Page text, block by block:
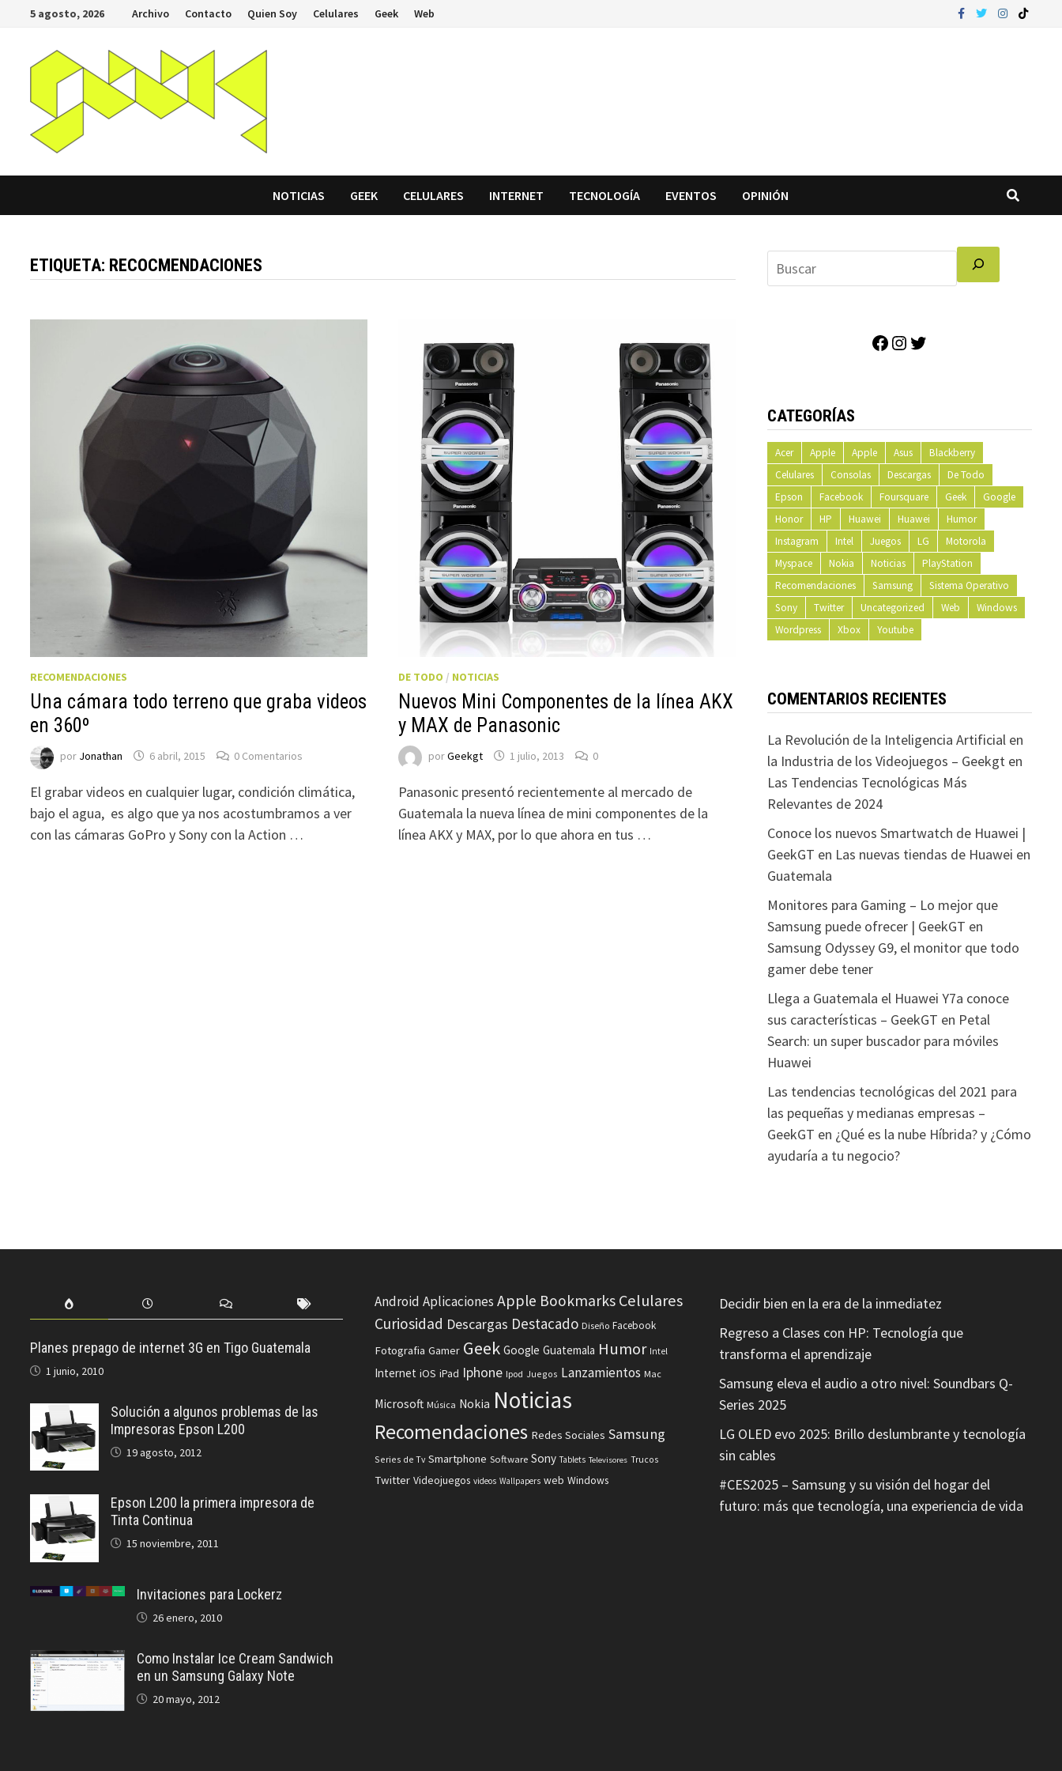
Saltar
contenido
5 agosto, 2026 Archivo Contacto Quien Soy Celulares Geek Web
NOTICIAS GEEK CELULARES INTERNET TECNOLOGÍA EVENTOS OPINIÓN
ETIQUETA: RECOCMENDACIONES
RECOMENDACIONES
Una cámara todo terreno que graba videos
en 360º
por Jonathan 6 abril, 2015 0 Comentarios
El grabar videos en cualquier lugar, condición climática,
bajo el agua, es algo que ya nos acostumbramos a ver
con las cámaras GoPro y Sony con la Action …
DE TODO / NOTICIAS
Nuevos Mini Componentes de la línea AKX
y MAX de Panasonic
porGeekgt 1 julio, 2013 0
Panasonic presentó recientemente al mercado de
Guatemala la nueva línea de mini componentes de la
línea AKX y MAX, por lo que ahora en tus …
Facebook
Instagram
CATEGORÍAS
Acer Apple Apple Asus
Blackberry
Celulares
Consolas Descargas
De Todo
Epson
Facebook Foursquare Geek
Google
Honor
HP Huawei Huawei
Humor
Instagram
Intel Juegos LG
Motorola
Myspace
Nokia Noticias
PlayStation
Recomendaciones
Samsung
Sistema Operativo
Sony
Twitter Uncategorized Web
Windows
Wordpress
Xbox Youtube
COMENTARIOS RECIENTES
La Revolución de la Inteligencia Artificial en
la Industria de los Videojuegos – Geekgten
Las Tendencias Tecnológicas Más
Relevantes de 2024
Conoce los nuevos Smartwatch de Huawei |
GeekGT en Las nuevas tiendas de Huawei en
Guatemala
Monitores para Gaming – Lo mejor que
Samsung puede ofrecer | GeekGT en
Samsung Odyssey G9, el monitor que todo
gamer debe tener
Llega a Guatemala el Huawei Y7a conoce
sus características – GeekGT en Petal
Search: un super buscador para móviles
Huawei
Las tendencias tecnológicas del 2021 para
las pequeñas y medianas empresas –
GeekGT en ¿Qué es la nube Híbrida? y ¿Cómo
ayudaría a tu negocio?
Planes prepago de internet 3G en Tigo Guatemala
1 junio, 2010
Solución a algunos problemas de las
Impresoras Epson L200
19 agosto, 2012
Epson L200 la primera impresora de
Tinta Continua
15 noviembre, 2011
Invitaciones para Lockerz
26 enero, 2010
Como Instalar Ice Cream Sandwich
en un Samsung Galaxy Note
20 mayo, 2012
Android Aplicaciones Apple Bookmarks Celulares
Curiosidad Descargas Destacado Diseño Facebook
Fotografia Gamer Geek Google Guatemala Humor Intel
Internet iOS iPad Iphone Ipod Juegos Lanzamientos Mac
Microsoft Música Nokia Noticias
Recomendaciones Redes Sociales Samsung
Series de Tv Smartphone Software Sony Tablets Televisores Trucos
Twitter Videojuegos videos Wallpapers web Windows
Decidir bien en la era de la inmediatez
Regreso a Clases con HP: Tecnología que
transforma el aprendizaje
Samsung eleva el audio a otro nivel: Soundbars Q-
Series 2025
LG OLED evo 2025: Brillo deslumbrante y tecnología
sin cables
#CES2025 – Samsung y su visión del hogar del
futuro: más que tecnología, una experiencia de vida